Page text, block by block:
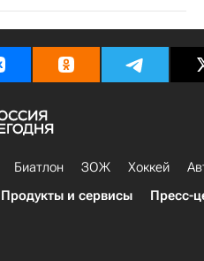
Биатлон ЗОЖ Хоккей
Продукты и сервисы Пресс-